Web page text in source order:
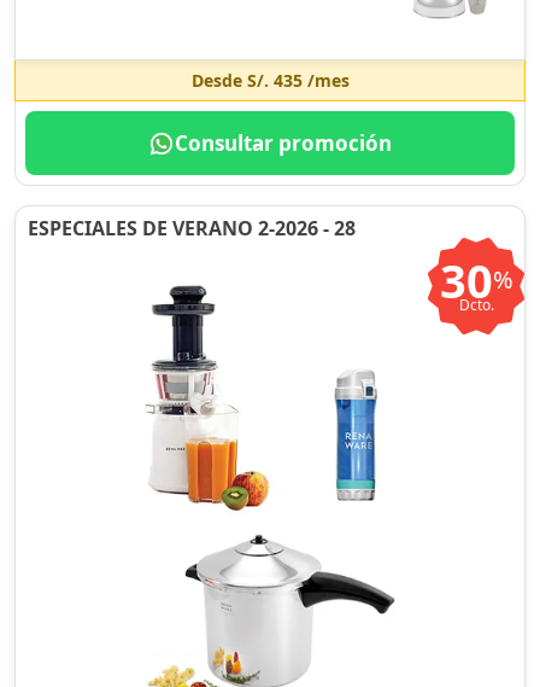
Desde S/. 435/mes
Consultar promoción
ESPECIALES DE VERANO 2-2026 - 28
30%
Dcto.